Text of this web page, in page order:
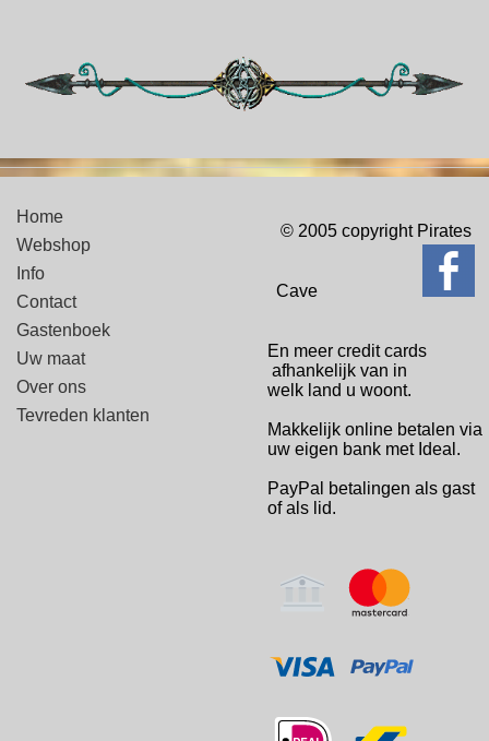
Home
Webshop
Info
Contact
Gastenboek
Uw maat
Over ons
Tevreden klanten
© 2005 copyright Pirates
Cave
En meer credit cards
afhankelijk van in
welk land u woont.
Makkelijk online betalen via
uw eigen bank met Ideal.
PayPal betalingen als gast
of als lid.